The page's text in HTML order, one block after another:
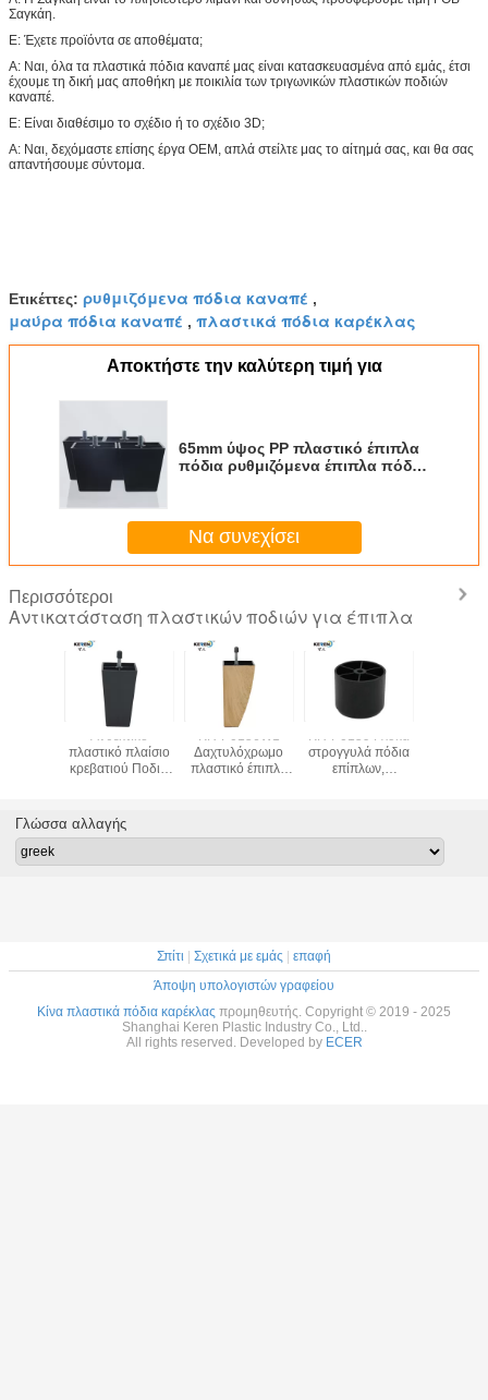
Σαγκάη.
Ε: Έχετε προϊόντα σε αποθέματα;
Α: Ναι, όλα τα πλαστικά πόδια καναπέ μας είναι κατασκευασμένα από εμάς, έτσι
έχουμε τη δική μας αποθήκη με ποικιλία των τριγωνικών πλαστικών ποδιών
καναπέ.
Ε: Είναι διαθέσιμο το σχέδιο ή το σχέδιο 3D;
Α: Ναι, δεχόμαστε επίσης έργα OEM, απλά στείλτε μας το αίτημά σας, και θα σας
απαντήσουμε σύντομα.
Ετικέττες: ρυθμιζόμενα πόδια καναπέ ,
μαύρα πόδια καναπέ , πλαστικά πόδια καρέκλας
Αποκτήστε την καλύτερη τιμή για
65mm ύψος PP πλαστικό έπιπλα
πόδια ρυθμιζόμενα έπιπλα πόδια
Να συνεχίσει
Περισσότεροι
Αντικατάσταση πλαστικών ποδιών για έπιπλα
σχήμα
Ανθεκτικό
πλαστικό πλαίσιο
κρεβατιού Ποδια
115mm ύψος KR-
P0133
KR-P0156W1
Δαχτυλόχρωμο
πλαστικό έπιπλα
KR-P0159 Γλυκά
στρογγυλά πόδια
επίπλων,
Γλώσσα αλλαγής
Σπίτι | Σχετικά με εμάς | επαφή
Άποψη υπολογιστών γραφείου
Κίνα πλαστικά πόδια καρέκλας προμηθευτής. Copyright © 2019 - 2025
Shanghai Keren Plastic Industry Co., Ltd..
All rights reserved. Developed by ECER